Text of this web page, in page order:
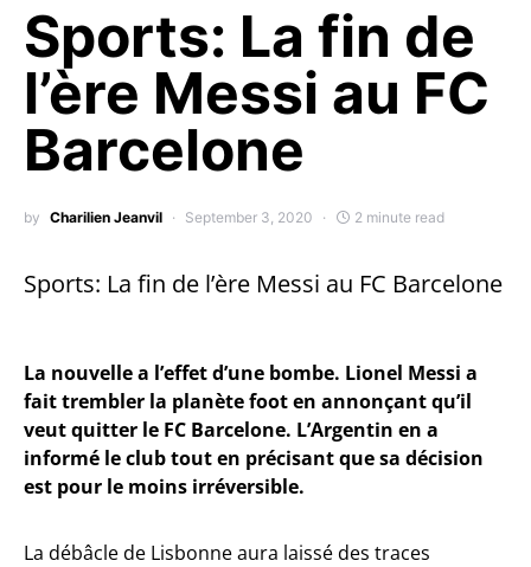
Sports: La fin de
l’ère Messi au FC
Barcelone
by Charilien Jeanvil September 3, 2020 2 minute read
Sports: La fin de l’ère Messi au FC Barcelone
La nouvelle a l’effet d’une bombe. Lionel Messi a
fait trembler la planète foot en annonçant qu’il
veut quitter le FC Barcelone. L’Argentin en a
informé le club tout en précisant que sa décision
est pour le moins irréversible.
La débâcle de Lisbonne aura laissé des traces